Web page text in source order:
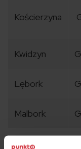
Kościerzyna
Kwidzyn
Lębork
Malbork
MAŁOPOLSKIE